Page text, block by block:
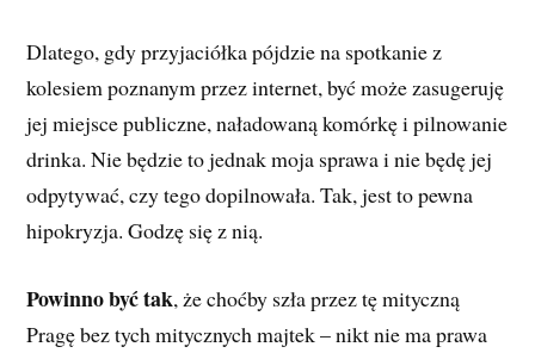
Dlatego, gdy przyjaciółka pójdzie na spotkanie z
kolesiem poznanym przez internet, być może zasugeruję
jej miejsce publiczne, naładowaną komórkę i pilnowanie
drinka. Nie będzie to jednak moja sprawa i nie będę jej
odpytywać, czy tego dopilnowała. Tak, jest to pewna
hipokryzja. Godzę się z nią.
Powinno być tak, że choćby szła przez tę mityczną
Pragę bez tych mitycznych majtek – nikt nie ma prawa